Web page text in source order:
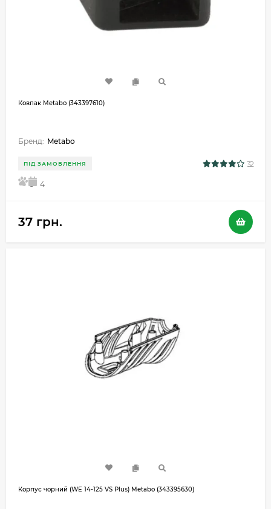
Ковпак Metabo (343397610)
Бренд: Metabo
ПІД ЗАМОВЛЕННЯ 32
5 4
37 грн.
Корпус чорний (WE 14-125 VS Plus) Metabo (343395630)